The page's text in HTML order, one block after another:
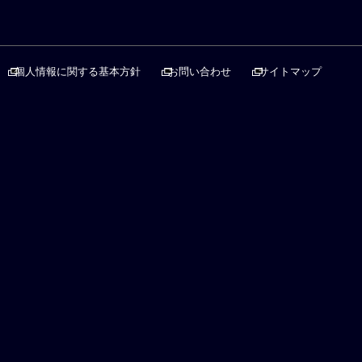
個人情報に関する基本方針 お問い合わせ サイトマップ